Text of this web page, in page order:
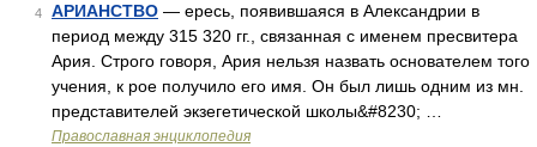
4 АРИАНСТВО — ересь, появившаяся в Александрии в
период между 315 320 гг., связанная с именем пресвитера
Ария. Строго говоря, Ария нельзя назвать основателем того
учения, к рое получило его имя. Он был лишь одним из мн.
представителей экзегетической школы&#8230; …
Православная энциклопедия